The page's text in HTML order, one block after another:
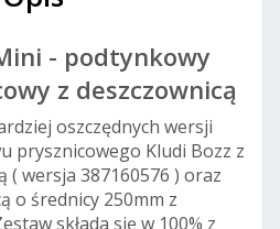
- podtynkowy
z deszczownicą
oszczędnych wersji
prysznicowego Kludi Bozz z
( wersja 387160576 ) oraz
o średnicy 250mm z
składa się w 100% z